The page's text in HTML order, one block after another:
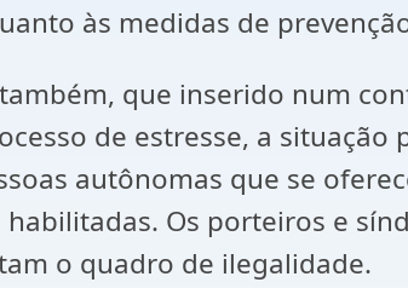
às medidas de
que inserido num
de estresse, a
autônomas que se
Os porteiros e
o quadro de ilegalidade.